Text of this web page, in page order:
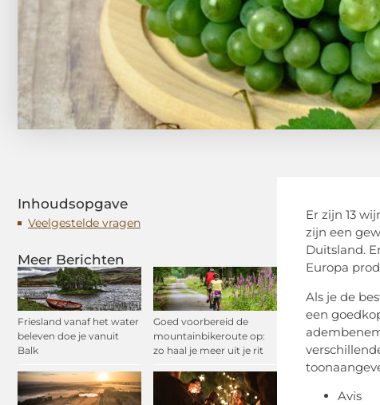
Inhoudsopgave
Veelgestelde vragen
Meer Berichten
Friesland vanaf het water
beleven doe je vanuit
Balk
Goed voorbereid de
mountainbikeroute op:
zo haal je meer uit je rit
Er zijn 13
zijn een
Duitsland.
Europa
Als je de
een
Avis